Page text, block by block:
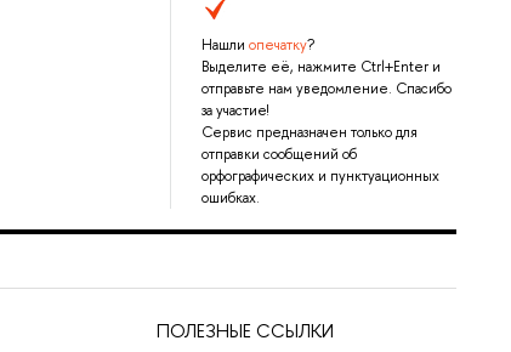
Нашли опечатку?
Выделите её, нажмите Ctrl+Enter и
отправьте нам уведомление. Спасибо
за участие!
Сервис предназначен только для
отправки сообщений об
орфографических и пунктуационных
ошибках.
ПОЛЕЗНЫЕ ССЫЛКИ